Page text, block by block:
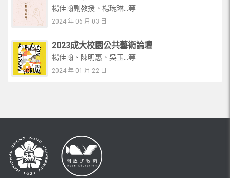
楊佳翰副教授、楊琬琳...等
2024 年 06 月 03 日
2023成大校園公共藝術論壇
楊佳翰、陳明惠、吳玉...等
2024 年 01 月 22 日